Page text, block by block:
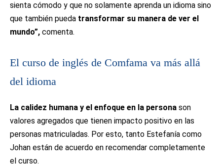
sienta cómodo y que no solamente aprenda un idioma sino
que también pueda transformar su manera de ver el
mundo”, comenta.
El curso de inglés de Comfama va más allá
del idioma
La calidez humana y el enfoque en la persona son
valores agregados que tienen impacto positivo en las
personas matriculadas. Por esto, tanto Estefanía como
Johan están de acuerdo en recomendar completamente
el curso.